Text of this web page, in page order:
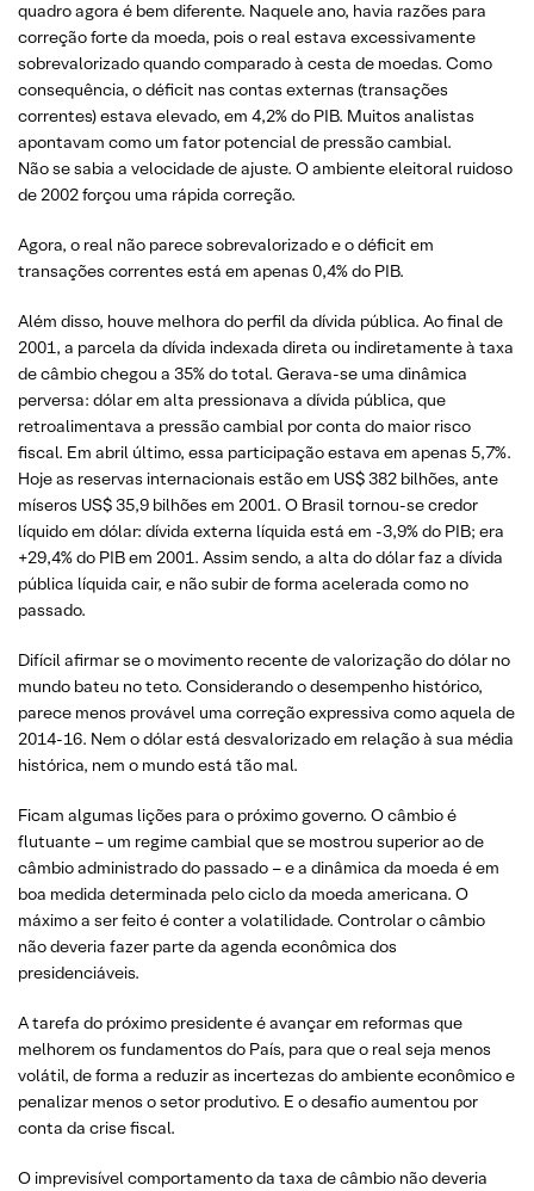
quadro agora é bem diferente. Naquele ano, havia razões para
correção forte da moeda, pois o real estava excessivamente
sobrevalorizado quando comparado à cesta de moedas. Como
consequência, o déficit nas contas externas (transações
correntes) estava elevado, em 4,2% do PIB. Muitos analistas
apontavam como um fator potencial de pressão cambial.
Não se sabia a velocidade de ajuste. O ambiente eleitoral ruidoso
de 2002 forçou uma rápida correção.
Agora, o real não parece sobrevalorizado e o déficit em
transações correntes está em apenas 0,4% do PIB.
Além disso, houve melhora do perfil da dívida pública. Ao final de
2001, a parcela da dívida indexada direta ou indiretamente à taxa
de câmbio chegou a 35% do total. Gerava-se uma dinâmica
perversa: dólar em alta pressionava a dívida pública, que
retroalimentava a pressão cambial por conta do maior risco
fiscal. Em abril último, essa participação estava em apenas 5,7%.
Hoje as reservas internacionais estão em US$ 382 bilhões, ante
míseros US$ 35,9 bilhões em 2001. O Brasil tornou-se credor
líquido em dólar: dívida externa líquida está em -3,9% do PIB; era
+29,4% do PIB em 2001. Assim sendo, a alta do dólar faz a dívida
pública líquida cair, e não subir de forma acelerada como no
passado.
Difícil afirmar se o movimento recente de valorização do dólar no
mundo bateu no teto. Considerando o desempenho histórico,
parece menos provável uma correção expressiva como aquela de
2014-16. Nem o dólar está desvalorizado em relação à sua média
histórica, nem o mundo está tão mal.
Ficam algumas lições para o próximo governo. O câmbio é
flutuante – um regime cambial que se mostrou superior ao de
câmbio administrado do passado – e a dinâmica da moeda é em
boa medida determinada pelo ciclo da moeda americana. O
máximo a ser feito é conter a volatilidade. Controlar o câmbio
não deveria fazer parte da agenda econômica dos
presidenciáveis.
A tarefa do próximo presidente é avançar em reformas que
melhorem os fundamentos do País, para que o real seja menos
volátil, de forma a reduzir as incertezas do ambiente econômico e
penalizar menos o setor produtivo. E o desafio aumentou por
conta da crise fiscal.
O imprevisível comportamento da taxa de câmbio não deveria